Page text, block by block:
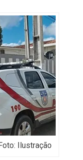
Ilustração